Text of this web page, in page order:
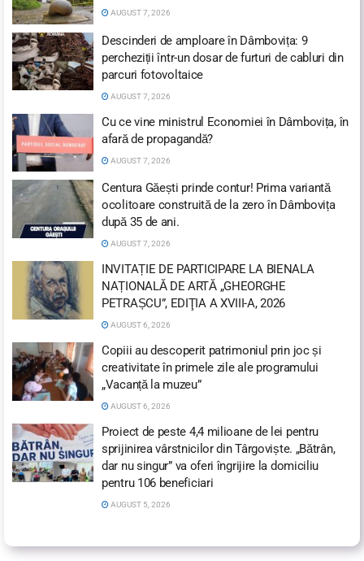
AUGUST 7, 2026
Descinderi de amploare în Dâmbovița: 9
percheziții într-un dosar de furturi de cabluri din
parcuri fotovoltaice
AUGUST 7, 2026
Cu ce vine ministrul Economiei în Dâmbovița, în
afară de propagandă?
AUGUST 7, 2026
Centura Găești prinde contur! Prima variantă
ocolitoare construită de la zero în Dâmbovița
după 35 de ani.
AUGUST 7, 2026
INVITAȚIE DE PARTICIPARE LA BIENALA
NAȚIONALĂ DE ARTĂ „GHEORGHE
PETRAȘCU”, EDIŢIA A XVIII-A, 2026
AUGUST 6, 2026
Copiii au descoperit patrimoniul prin joc și
creativitate în primele zile ale programului
„Vacanță la muzeu”
AUGUST 6, 2026
Proiect de peste 4,4 milioane de lei pentru
sprijinirea vârstnicilor din Târgoviște. „Bătrân,
dar nu singur” va oferi îngrijire la domiciliu
pentru 106 beneficiari
AUGUST 5, 2026